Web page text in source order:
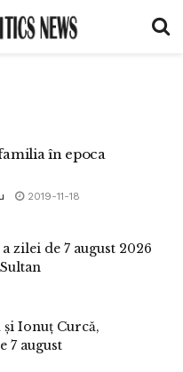
în epoca
2019-11-18
zilei de 7 august 2026
Ionuț Curcă,
7 august